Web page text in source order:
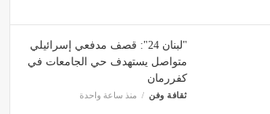
"لبنان 24": قصف مدفعي إسرائيلي
متواصل يستهدف حي الجامعات في
كفررمان
ثقافة وفن منذ ساعة واحدة